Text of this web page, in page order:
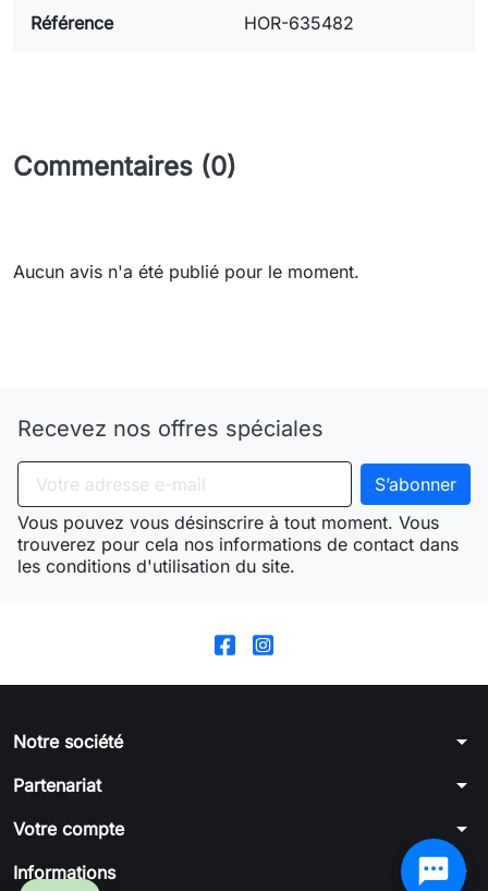
Référence HOR-635482
Commentaires (0)
Aucun avis n'a été publié pour le moment.
Recevez nos offres spéciales
Vous pouvez vous désinscrire à tout moment. Vous
trouverez pour cela nos informations de contact dans
les conditions d'utilisation du site.
Notre société arrow_drop_down
Partenariat arrow_drop_down
Votre compte arrow_drop_down
Informations arrow_drop_down